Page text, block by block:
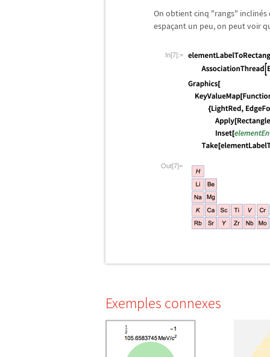
On obtient cinq "rangs" inclinés
espaçant un peu, on peut voir
In[7]:=
Out[7]=
Exemples connexes